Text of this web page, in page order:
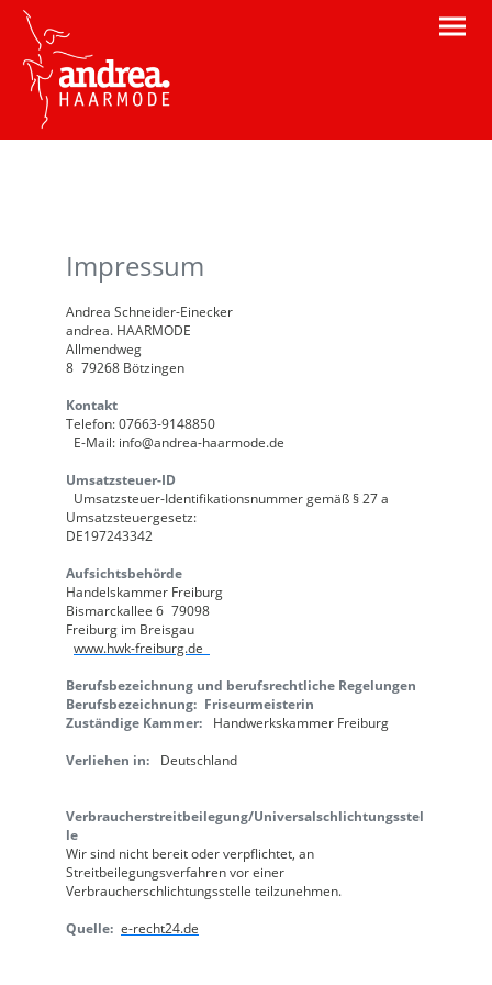
Impressum
Andrea Schneider-Einecker
andrea. HAARMODE
Allmendweg
8 79268 Bötzingen
Kontakt
Telefon: 07663-9148850
E-Mail: info@andrea-haarmode.de
Umsatzsteuer-ID
Umsatzsteuer-Identifikationsnummer gemäß § 27 a
Umsatzsteuergesetz:
DE197243342
Aufsichtsbehörde
Handelskammer Freiburg
Bismarckallee 6 79098
Freiburg im Breisgau
www.hwk-freiburg.de
Berufsbezeichnung und berufsrechtliche Regelungen
Berufsbezeichnung: Friseurmeisterin
Zuständige Kammer: Handwerkskammer Freiburg
Verliehen in:
Deutschland
Verbraucherstreitbeilegung/Universalschlichtungsstel
le
Wir sind nicht bereit oder verpflichtet, an
Streitbeilegungsverfahren vor einer
Verbraucherschlichtungsstelle teilzunehmen.
Quelle: e-recht24.de